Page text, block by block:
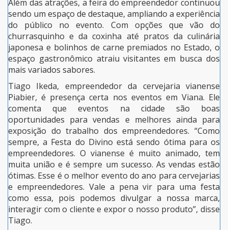
Além das atrações, a feira do empreendedor continuou
sendo um espaço de destaque, ampliando a experiência
do público no evento. Com opções que vão do
churrasquinho e da coxinha até pratos da culinária
japonesa e bolinhos de carne premiados no Estado, o
espaço gastronômico atraiu visitantes em busca dos
mais variados sabores.
Tiago Ikeda, empreendedor da cervejaria vianense
Piabier, é presença certa nos eventos em Viana. Ele
comenta que eventos na cidade são boas
oportunidades para vendas e melhores ainda para
exposição do trabalho dos empreendedores. “Como
sempre, a Festa do Divino está sendo ótima para os
empreendedores. O vianense é muito animado, tem
muita união e é sempre um sucesso. As vendas estão
ótimas. Esse é o melhor evento do ano para cervejarias
e empreendedores. Vale a pena vir para uma festa
como essa, pois podemos divulgar a nossa marca,
interagir com o cliente e expor o nosso produto”, disse
Tiago.